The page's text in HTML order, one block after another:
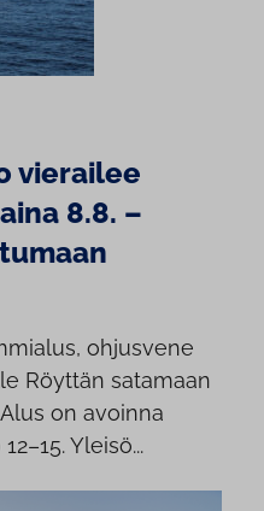
vierailee
8.8. –
ohjusvene
Röyttän satamaan
on avoinna
Yleisö...